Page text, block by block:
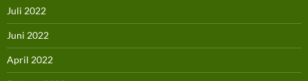
Juli 2022
Juni 2022
April 2022